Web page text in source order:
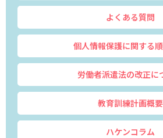
よくある質問
個人情報保護に関する
労働者派遣法の改正に
教育訓練計画概要
ハケンコラム